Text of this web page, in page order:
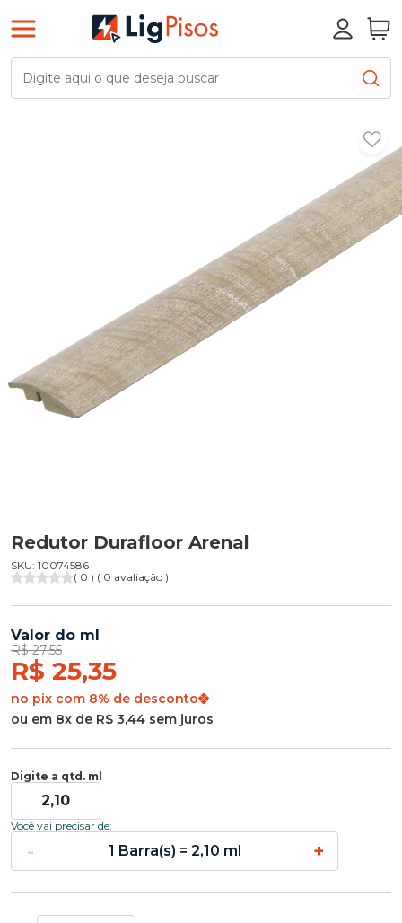
Redutor Durafloor Arenal
SKU: 10074586
( 0 ) ( 0 avaliação )
Valor do ml
R$ 27,55
R$ 25,35
no pix com 8% de desconto
ou em 8x de R$ 3,44 sem juros
Digite a qtd. ml
Você vai precisar de:
- 1 Barra(s) = 2,10 ml +